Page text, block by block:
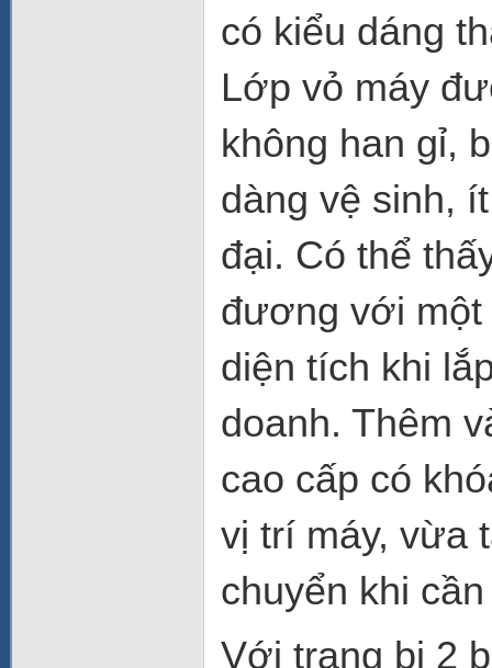
có kiểu dáng
Lớp vỏ máy
không han gỉ,
dàng vệ sinh,
đại. Có thể
đương với một
diện tích khi
doanh. Thêm
cao cấp có
vị trí máy, vừa
chuyển khi
Với trang bị 2